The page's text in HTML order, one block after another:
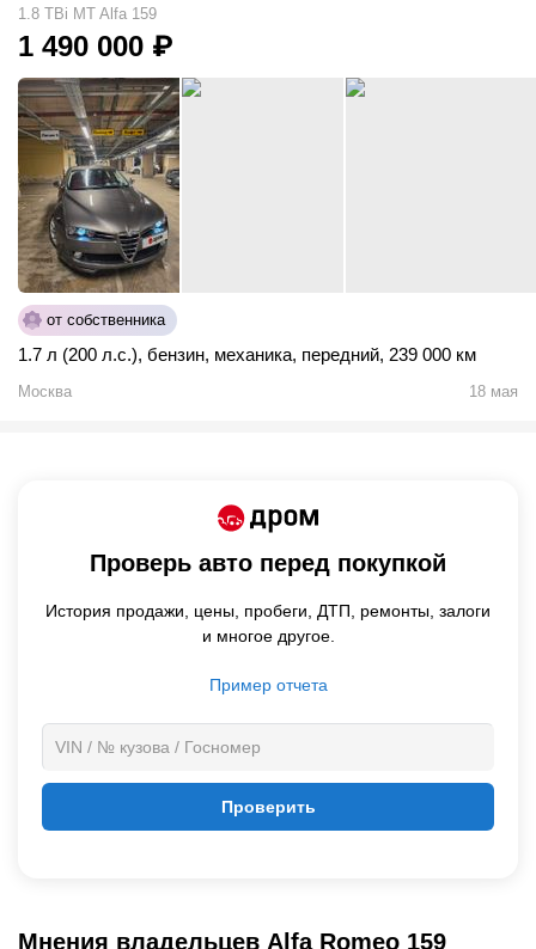
1.8 TBi MT Alfa 159
1 490 000 ₽
от собственника
1.7 л (200 л.с.), бензин, механика, передний, 239 000 км
Москва 18 мая
Проверь авто перед покупкой
История продажи, цены, пробеги, ДТП, ремонты, залоги
и многое другое.
Проверить
Пример отчета
Мнения владельцев Alfa Romeo 159